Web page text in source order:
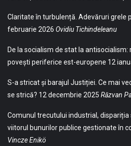
Claritate în turbulență. Adevăruri grele
februarie 2026 Ovidiu Tichindeleanu
De la socialism de stat la
povești periferice est-europene 12
S-a stricat și barajul Justiției. Ce mai
se strică? 12 decembrie 2025 Răzvan
Comunul trecutului industrial, dispariția
viitorul bunurilor publice gestionate în
Vincze Enikö